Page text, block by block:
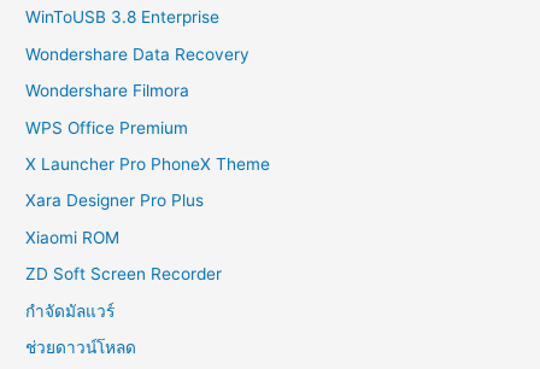
WinToUSB 3.8 Enterprise
Wondershare Data Recovery
Wondershare Filmora
WPS Office Premium
X Launcher Pro PhoneX Theme
Xara Designer Pro Plus
Xiaomi ROM
ZD Soft Screen Recorder
กำจัดมัลแวร์
ช่วยดาวน์โหลด